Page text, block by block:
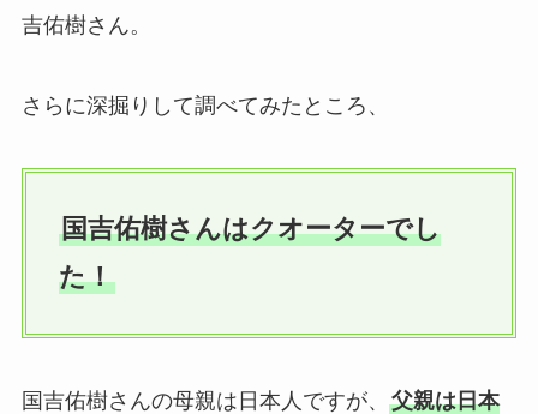
吉佑樹さん。
さらに深掘りして調べてみたところ、
国吉佑樹さんはクオーターでし
た！
国吉佑樹さんの母親は日本人ですが、 父親は日本